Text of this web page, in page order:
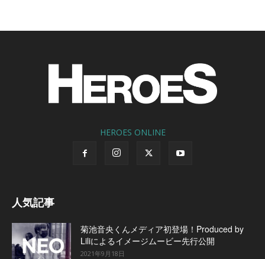
HEROES ONLINE
人気記事
菊池音央くんメディア初登場！Produced by
Liliによるイメージムービー先行公開
2021年9月18日